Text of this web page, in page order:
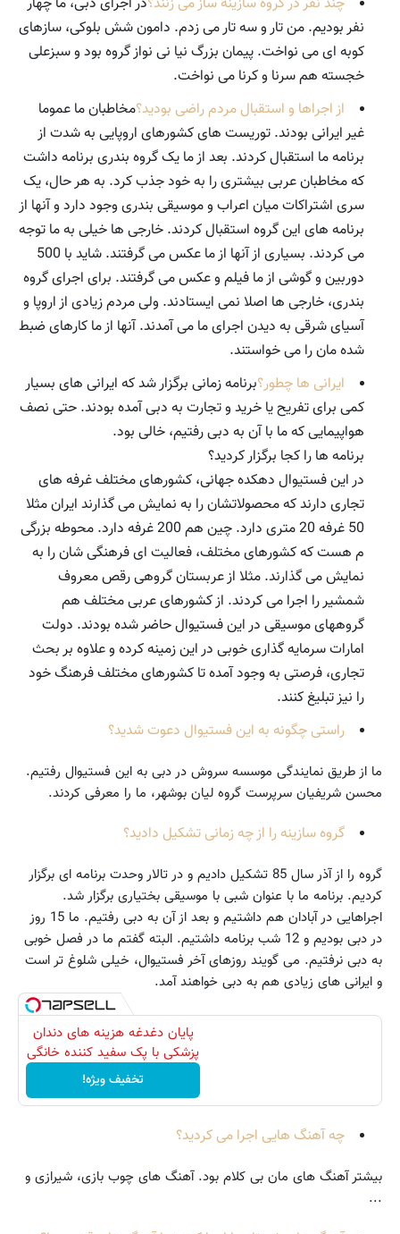
نفر بودیم. من تار و سه تار می زدم. دامون شش بلوکی، سازهای
کوبه ای می نواخت. پیمان بزرگ نیا نی نواز گروه بود و سبزعلی
خجسته هم سرنا و کرنا می نواخت.
از اجراها و استقبال مردم راضی بودید؟مخاطبان ما عموما
غیر ایرانی بودند. توریست های کشورهای اروپایی به شدت از
برنامه ما استقبال کردند. بعد از ما یک گروه بندری برنامه داشت
که مخاطبان عربی بیشتری را به خود جذب کرد. به هر حال، یک
سری اشتراکات میان اعراب و موسیقی بندری وجود دارد و آنها از
برنامه های این گروه استقبال کردند. خارجی ها خیلی به ما توجه
می کردند. بسیاری از آنها از ما عکس می گرفتند. شاید با 500
دوربین و گوشی از ما فیلم و عکس می گرفتند. برای اجرای گروه
بندری، خارجی ها اصلا نمی ایستادند. ولی مردم زیادی از اروپا و
آسیای شرقی به دیدن اجرای ما می آمدند. آنها از ما کارهای ضبط
شده مان را می خواستند.
ایرانی ها چطور؟برنامه زمانی برگزار شد که ایرانی های بسیار
کمی برای تفریح یا خرید و تجارت به دبی آمده بودند. حتی نصف
هواپیمایی که ما با آن به دبی رفتیم، خالی بود.
برنامه ها را کجا برگزار کردید؟
در این فستیوال دهکده جهانی، کشورهای مختلف غرفه های
تجاری دارند که محصولاتشان را به نمایش می گذارند ایران مثلا
50 غرفه 20 متری دارد. چین هم 200 غرفه دارد. محوطه بزرگی
م هست که کشورهای مختلف، فعالیت ای فرهنگی شان را به
نمایش می گذارند. مثلا از عربستان گروهی رقص معروف
شمشیر را اجرا می کردند. از کشورهای عربی مختلف هم
گروههای موسیقی در این فستیوال حاضر شده بودند. دولت
امارات سرمایه گذاری خوبی در این زمینه کرده و علاوه بر بحث
تجاری، فرصتی به وجود آمده تا کشورهای مختلف فرهنگ خود
را نیز تبلیغ کنند.
راستی چگونه به این فستیوال دعوت شدید؟
ما از طریق نمایندگی موسسه سروش در دبی به این فستیوال رفتیم.
محسن شریفیان سرپرست گروه لیان بوشهر، ما را معرفی کردند.
گروه سازینه را از چه زمانی تشکیل دادید؟
گروه را از آذر سال 85 تشکیل دادیم و در تالار وحدت برنامه ای برگزار
کردیم. برنامه ما با عنوان شبی با موسیقی بختیاری برگزار شد.
اجراهایی در آبادان هم داشتیم و بعد از آن به دبی رفتیم. ما 15 روز
در دبی بودیم و 12 شب برنامه داشتیم. البته گفتم ما در فصل خوبی
به دبی نرفتیم. می گویند روزهای آخر فستیوال، خیلی شلوغ تر است
و ایرانی های زیادی هم به دبی خواهند آمد.
پایان دغدغه هزینه های دندان
پزشکی با پک سفید کننده خانگی
تخفیف ویژه!
چه آهنگ هایی اجرا می کردید؟
بیشتر آهنگ های مان بی کلام بود. آهنگ های چوب بازی، شیرازی و
...